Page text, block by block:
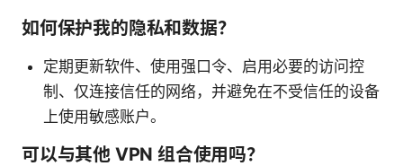
如何保护我的隐私和数据？
定期更新软件、使用强口令、启用必要的访问控
制、仅连接信任的网络，并避免在不受信任的设备
上使用敏感账户。
可以与其他 VPN 组合使用吗？